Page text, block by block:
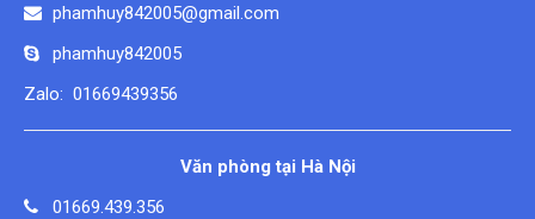
phamhuy842005@gmail.com
phamhuy842005
Zalo: 01669439356
Văn phòng tại Hà Nội
01669.439.356